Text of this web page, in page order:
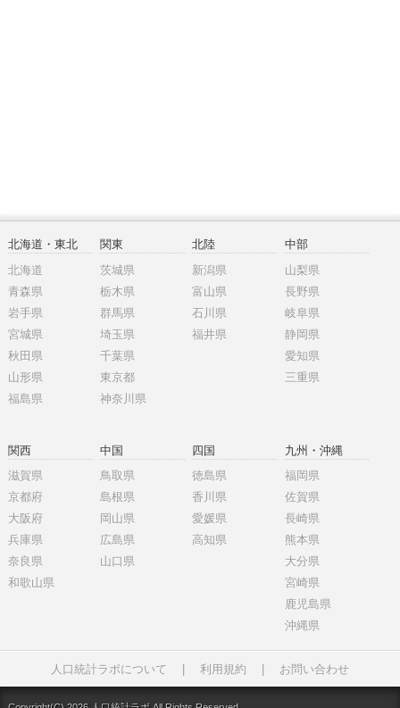
北海道・東北
北海道
青森県
岩手県
宮城県
秋田県
山形県
福島県
関東
茨城県
栃木県
群馬県
埼玉県
千葉県
東京都
神奈川県
北陸
新潟県
富山県
石川県
福井県
中部
山梨県
長野県
岐阜県
静岡県
愛知県
三重県
関西
滋賀県
京都府
大阪府
兵庫県
奈良県
和歌山県
中国
鳥取県
島根県
岡山県
広島県
山口県
四国
徳島県
香川県
愛媛県
高知県
九州・沖縄
福岡県
佐賀県
長崎県
熊本県
大分県
宮崎県
鹿児島県
沖縄県
人口統計ラボについて 利用規約 お問い合わせ